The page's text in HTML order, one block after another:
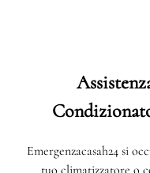
Emergenzacasah24 si
tuo climatizzatore o